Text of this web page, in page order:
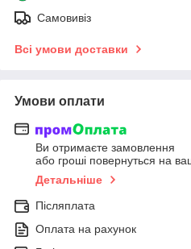
Самовивіз
Всі умови доставки
Умови оплати
Ви отримаєте замовлення
або гроші повернуться на
Детальніше
Післяплата
Оплата на рахунок